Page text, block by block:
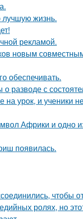
лучшую жизнь.
рекламой.
новым
обеспечивать.
разводе с
урок, и ученики
Африки и одно
появилась.
чтобы
ролях, но